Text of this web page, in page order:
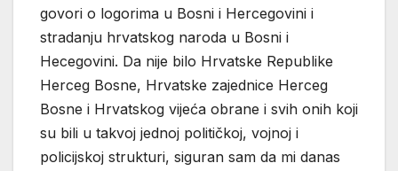
govori o logorima u Bosni i Hercegovini i
stradanju hrvatskog naroda u Bosni i
Hecegovini. Da nije bilo Hrvatske Republike
Herceg Bosne, Hrvatske zajednice Herceg
Bosne i Hrvatskog vijeća obrane i svih onih koji
su bili u takvoj jednoj političkoj, vojnoj i
policijskoj strukturi, siguran sam da mi danas